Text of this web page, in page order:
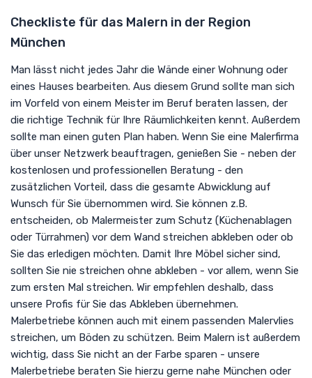
Checkliste für das Malern in der Region
München
Man lässt nicht jedes Jahr die Wände einer Wohnung oder
eines Hauses bearbeiten. Aus diesem Grund sollte man sich
im Vorfeld von einem Meister im Beruf beraten lassen, der
die richtige Technik für Ihre Räumlichkeiten kennt. Außerdem
sollte man einen guten Plan haben. Wenn Sie eine Malerfirma
über unser Netzwerk beauftragen, genießen Sie - neben der
kostenlosen und professionellen Beratung - den
zusätzlichen Vorteil, dass die gesamte Abwicklung auf
Wunsch für Sie übernommen wird. Sie können z.B.
entscheiden, ob Malermeister zum Schutz (Küchenablagen
oder Türrahmen) vor dem Wand streichen abkleben oder ob
Sie das erledigen möchten. Damit Ihre Möbel sicher sind,
sollten Sie nie streichen ohne abkleben - vor allem, wenn Sie
zum ersten Mal streichen. Wir empfehlen deshalb, dass
unsere Profis für Sie das Abkleben übernehmen.
Malerbetriebe können auch mit einem passenden Malervlies
streichen, um Böden zu schützen. Beim Malern ist außerdem
wichtig, dass Sie nicht an der Farbe sparen - unsere
Malerbetriebe beraten Sie hierzu gerne nahe München oder